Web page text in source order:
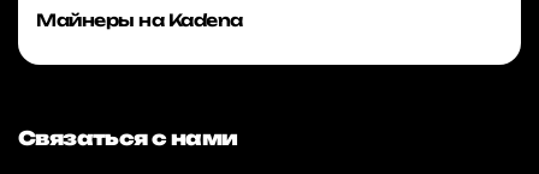
Майнеры на Kadena
Связаться с нами